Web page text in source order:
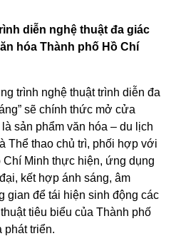
diễn nghệ thuật đa giác
hóa Thành phố Hồ Chí
trình nghệ thuật trình diễn đa
sẽ chính thức mở cửa
sản phẩm văn hóa – du lịch
Thể thao chủ trì, phối hợp với
Minh thực hiện, ứng dụng
kết hợp ánh sáng, âm
gian để tái hiện sinh động các
tiêu biểu của Thành phố
phát triển.